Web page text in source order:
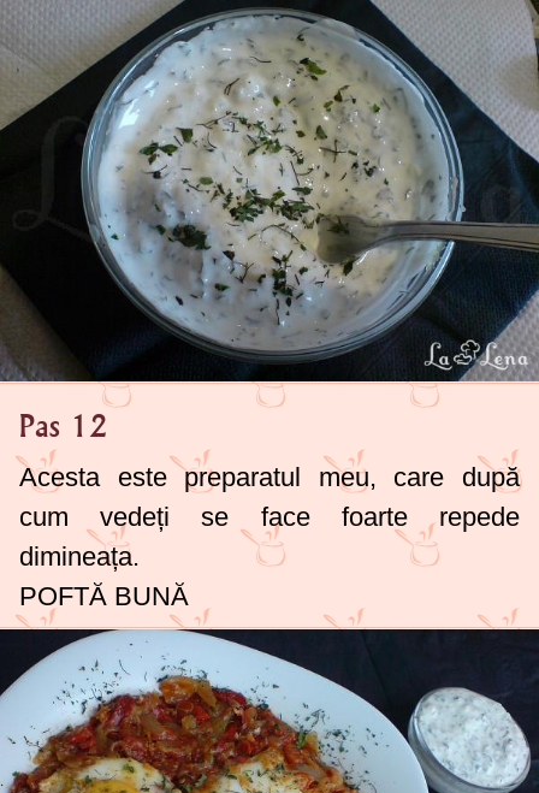
Pas 12
Acesta este preparatul meu, care după
cum vedeți se face foarte repede
dimineața.
POFTĂ BUNĂ